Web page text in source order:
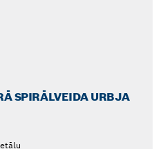
SPIRĀLVEIDA URBJA